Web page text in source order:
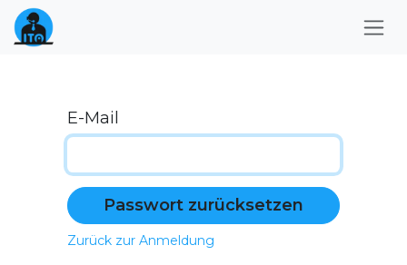
Zum Inhalt springen
E-Mail
Passwort zurücksetzen
Zurück zur Anmeldung